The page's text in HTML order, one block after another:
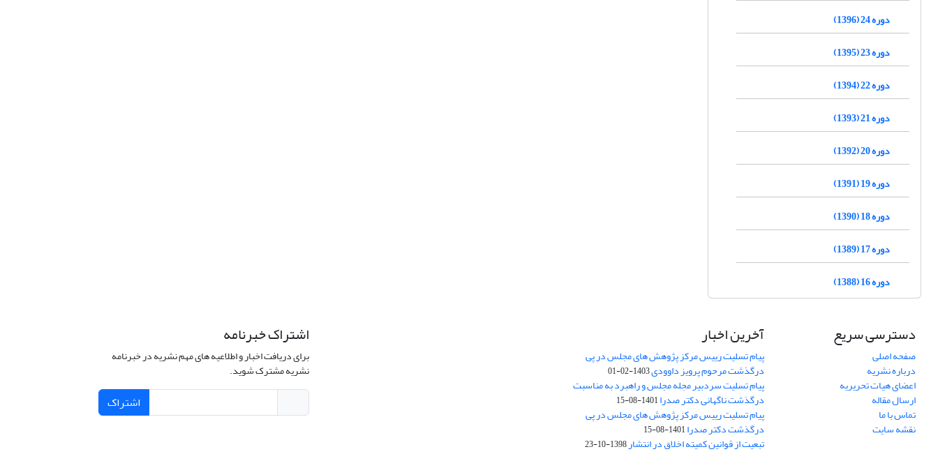
دوره 24 (1396)
دوره 23 (1395)
دوره 22 (1394)
دوره 21 (1393)
دوره 20 (1392)
دوره 19 (1391)
دوره 18 (1390)
دوره 17 (1389)
دوره 16 (1388)
دسترسی سریع
صفحه اصلی
درباره نشریه
اعضای هیات تحریریه
ارسال مقاله
تماس با ما
نقشه سایت
آخرین اخبار
پیام تسلیت رییس مرکز پژوهش های مجلس در پی
درگذشت مرحوم پرویز داوودی1403-02-01
پیام تسلیت سردبیر مجله مجلس و راهبرد به مناسبت
درگذشت ناگهانی دکتر صدرا1401-08-15
پیام تسلیت رییس مرکز پژوهش های مجلس در پی
درگذشت دکتر صدرا1401-08-15
تبعیت از قوانین کمیته اخلاق در انتشار1398-10-23
اشتراک خبرنامه
برای دریافت اخبار و اطلاعیه های مهم نشریه در خبرنامه
نشریه مشترک شوید.
اشتراک